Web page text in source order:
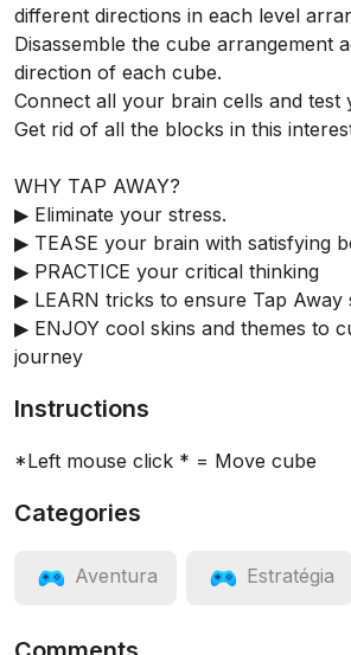
different directions in each level
Disassemble the cube arrangement
direction of each cube.
Connect all your brain cells and test
Get rid of all the blocks in this
WHY TAP AWAY?
▶ Eliminate your stress.
▶ TEASE your brain with satisfying
▶ PRACTICE your critical thinking
▶ LEARN tricks to ensure Tap Away
▶ ENJOY cool skins and themes to
journey
Instructions
*Left mouse click * = Move cube
Categories
Aventura Estratégia